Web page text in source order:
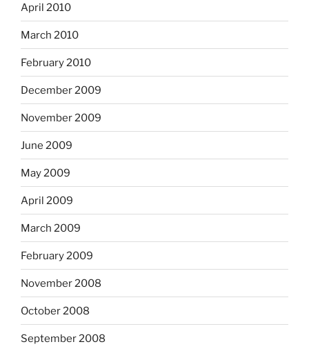
April 2010
March 2010
February 2010
December 2009
November 2009
June 2009
May 2009
April 2009
March 2009
February 2009
November 2008
October 2008
September 2008